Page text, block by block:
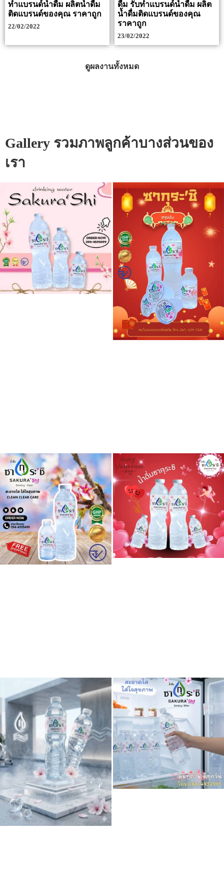
ทำแบรนด์น้ำดื่ม ผลิตน้ำดื่ม
ติดแบรนด์ของคุณ ราคาถูก
22/02/2022
ดื่ม รับทำแบรนด์น้ำดื่ม ผลิต
น้ำดื่มติดแบรนด์ของคุณ
ราคาถูก
23/02/2022
ดูผลงานทั้งหมด
Gallery รวมภาพลูกค้าบางส่วนของ
เรา